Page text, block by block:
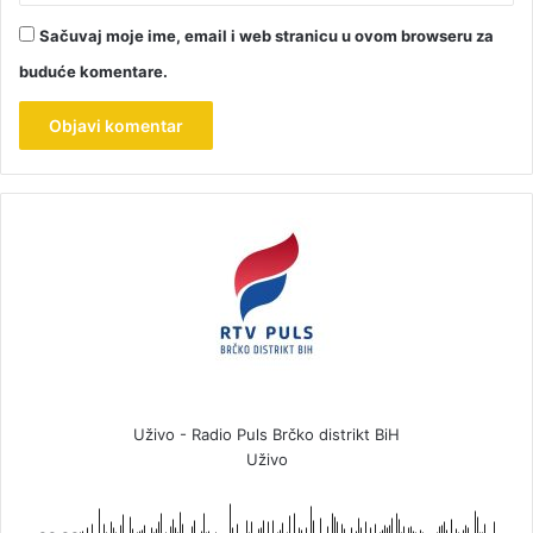
Sačuvaj moje ime, email i web stranicu u ovom browseru za
buduće komentare.
Uživo - Radio Puls Brčko distrikt BiH
Uživo